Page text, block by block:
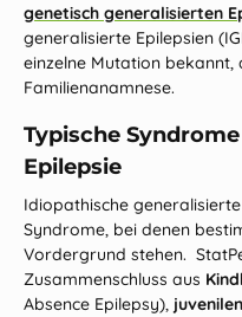
genetisch generalisierten
generalisierte Epilepsien
einzelne Mutation
Familienanamnese.
Typische
Epilepsie
Idiopathische
Syndrome, bei denen
Vordergrund stehen.
Zusammenschluss aus
Absence Epilepsy),